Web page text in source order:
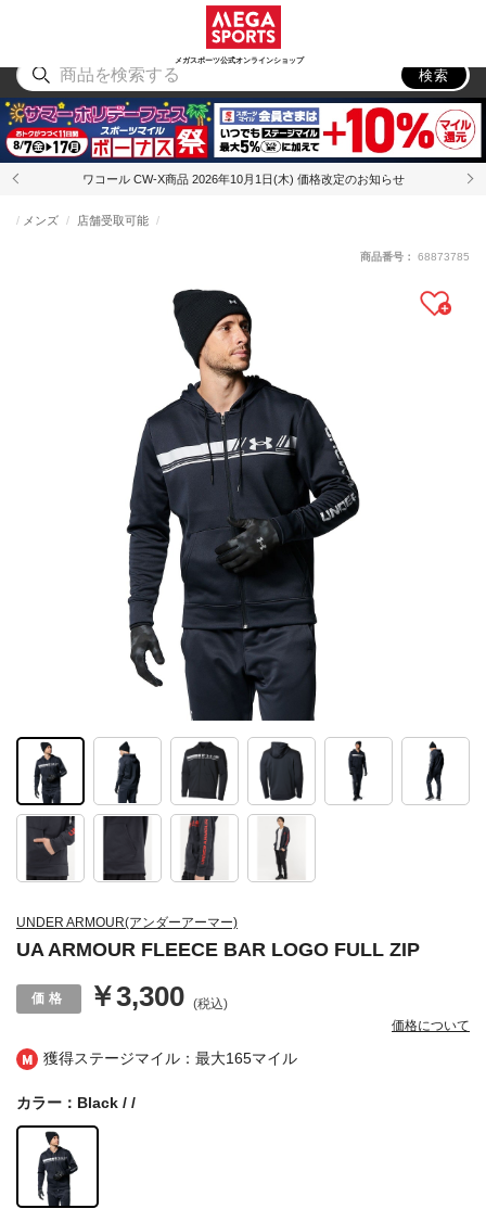
メガスポーツ公式オンラインショップ
アウトドア
検索
ワコール CW-X商品 2026年10月1日(木) 価格改定のお知らせ
獲得ステージマイル：最大165マイル
UNDER ARMOUR(アンダーアーマー)
UA ARMOUR FLEECE BAR LOGO FULL ZIP
メンズ 店舗受取可能
￥3,300 (税込)
価格について
商品番号： 68873785
カラー：Black / /